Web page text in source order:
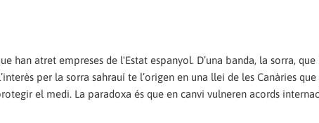
han atret empreses de l'Estat espanyol. D’una banda, la sorra, que
per la sorra sahrauí te l’origen en una llei de les Canàries
el medi. La paradoxa és que en canvi vulneren acords